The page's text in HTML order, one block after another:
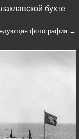
бухте
фотография →